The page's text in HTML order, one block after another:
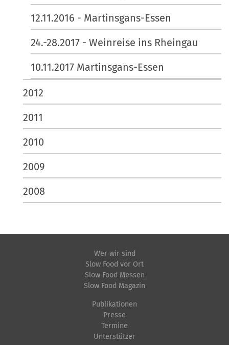
12.11.2016 - Martinsgans-Essen
24.-28.2017 - Weinreise ins Rheingau
10.11.2017 Martinsgans-Essen
2012
2011
2010
2009
2008
Wer wir sind
Slow Food vor Ort
Slow Food Messen
Slow Food Magazin
Publikationen
Presse
Termine
Unterstützer